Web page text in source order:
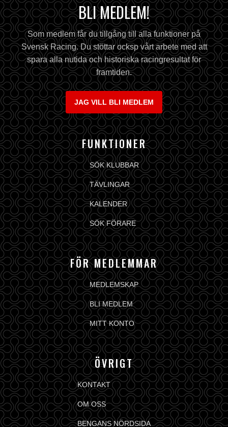
BLI MEDLEM!
Som medlem får du tillgång till alla funktioner på
Svensk Racing. Du stöttar ocksp vårt arbete med att
spara alla nutida och historiska racingresultat för
framtiden.
JAG VILL BLI MEDLEM
FUNKTIONER
SÖK KLUBBAR
TÄVLINGAR
KALENDER
SÖK FÖRARE
FÖR MEDLEMMAR
MEDLEMSKAP
BLI MEDLEM
MITT KONTO
ÖVRIGT
KONTAKT
OM OSS
BENGANS NÖRDSIDA